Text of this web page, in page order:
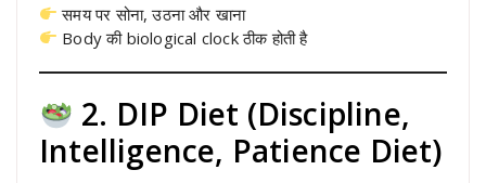
समय पर सोना, उठना और खाना
Body की biological clock ठीक होती है
2. DIP Diet (Discipline,
Intelligence, Patience Diet)